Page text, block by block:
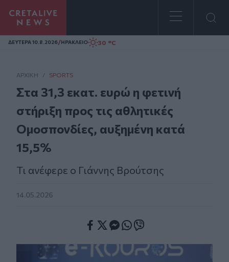
Homepage
ΔΕΥΤΕΡΑ 10.8.2026/ΗΡΑΚΛΕΙΟ 30 °C
ΑΡΧΙΚΗ / SPORTS
Στα 31,3 εκατ. ευρώ η φετινή
στήριξη προς τις αθλητικές
Ομοσπονδίες, αυξημένη κατά
15,5%
Τι ανέφερε ο Γιάννης Βρούτσης
14.05.2026